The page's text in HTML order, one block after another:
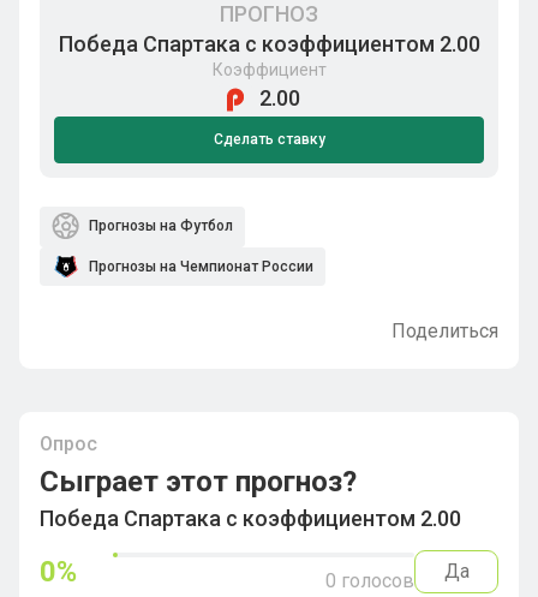
ПРОГНОЗ
Победа Спартака с коэффициентом 2.00
Коэффициент
2.00
Сделать ставку
Прогнозы на Футбол
Прогнозы на Чемпионат России
Поделиться
Опрос
Сыграет этот прогноз?
Победа Спартака с коэффициентом 2.00
0% 0 голосов Да